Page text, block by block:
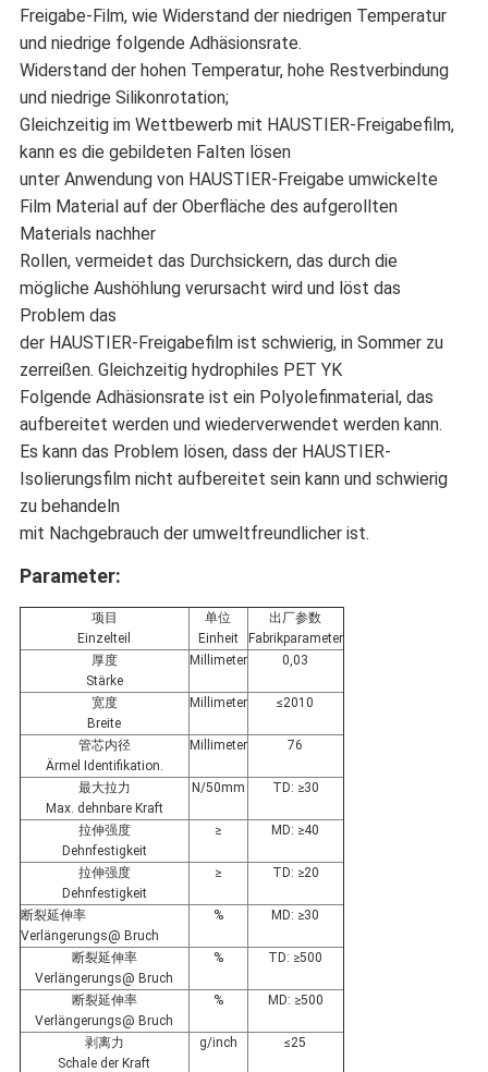
Freigabe-Film, wie Widerstand der niedrigen Temperatur
und niedrige folgende Adhäsionsrate.
Widerstand der hohen Temperatur, hohe Restverbindung
und niedrige Silikonrotation;
Gleichzeitig im Wettbewerb mit HAUSTIER-Freigabefilm,
kann es die gebildeten Falten lösen
unter Anwendung von HAUSTIER-Freigabe umwickelte
Film Material auf der Oberfläche des aufgerollten
Materials nachher
Rollen, vermeidet das Durchsickern, das durch die
mögliche Aushöhlung verursacht wird und löst das
Problem das
der HAUSTIER-Freigabefilm ist schwierig, in Sommer zu
zerreißen. Gleichzeitig hydrophiles PET YK
Folgende Adhäsionsrate ist ein Polyolefinmaterial, das
aufbereitet werden und wiederverwendet werden kann.
Es kann das Problem lösen, dass der HAUSTIER-
Isolierungsfilm nicht aufbereitet sein kann und schwierig
zu behandeln
mit Nachgebrauch der umweltfreundlicher ist.
Parameter:
项目
Einzelteil
单位
Einheit
出厂参数
Fabrikparameter
厚度
Stärke
Millimeter 0,03
宽度
Breite
Millimeter ≤2010
管芯内径
Ärmel Identifikation.
Millimeter 76
最大拉力
Max. dehnbare Kraft
N/50mm TD: ≥30
拉伸强度
Dehnfestigkeit
≥ MD: ≥40
拉伸强度
Dehnfestigkeit
≥ TD: ≥20
断裂延伸率
Verlängerungs@ Bruch
% MD: ≥30
断裂延伸率
Verlängerungs@ Bruch
% TD: ≥500
断裂延伸率
Verlängerungs@ Bruch
% MD: ≥500
剥离力
Schale der Kraft
g/inch ≤25